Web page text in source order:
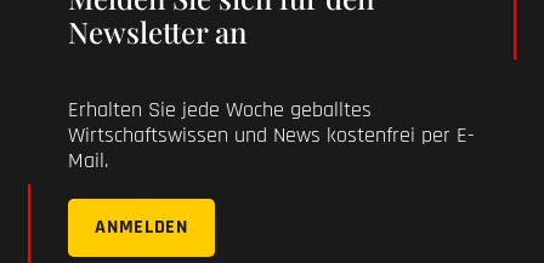
Newsletter an
Erhalten Sie jede Woche geballtes
Wirtschaftswissen und News kostenfrei per E-
Mail.
ANMELDEN